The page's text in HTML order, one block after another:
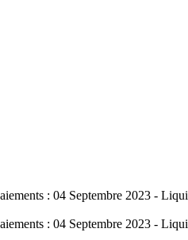
: 04 Septembre 2023 -
: 04 Septembre 2023 -